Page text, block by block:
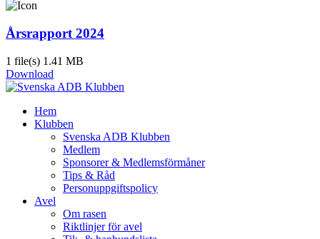
Årsrapport 2024
1 file(s) 1.41 MB
Download
Hem
Klubben
Svenska ADB Klubben
Medlem
Sponsorer & Medlemsförmåner
Tips & Råd
Personuppgiftspolicy
Avel
Om rasen
Riktlinjer för avel